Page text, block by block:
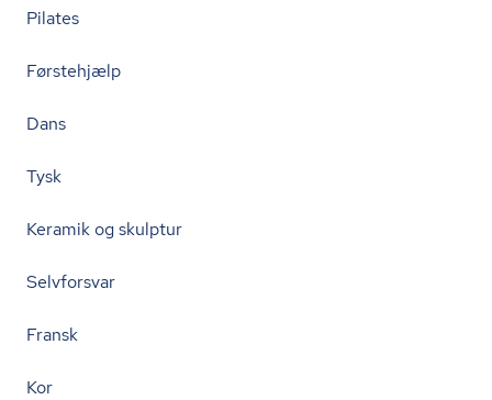
Pilates
Førstehjælp
Dans
Tysk
Keramik og skulptur
Selvforsvar
Fransk
Kor